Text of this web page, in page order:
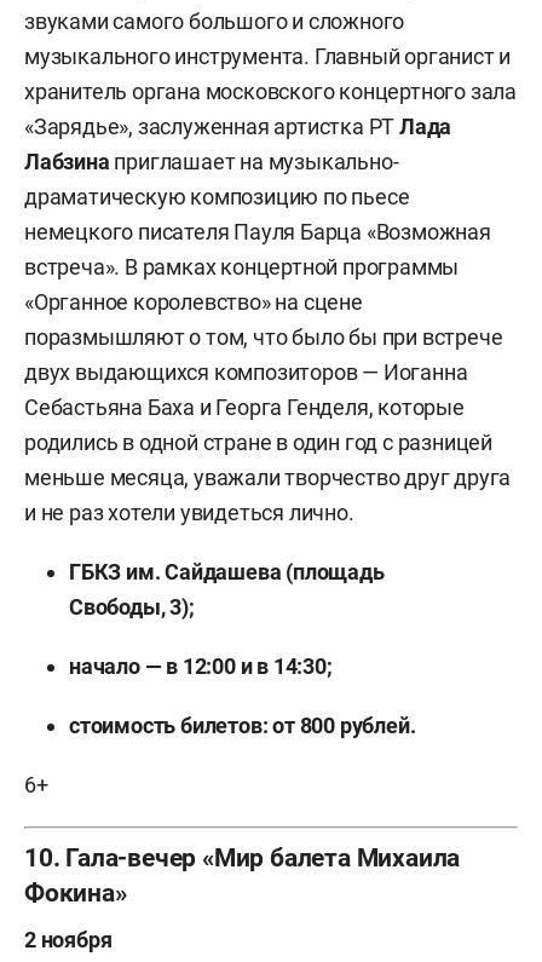
звуками самого большого и сложного
музыкального инструмента. Главный органист и
хранитель органа московского концертного зала
«Зарядье», заслуженная артистка РТЛада
Лабзина приглашает на музыкально-
драматическую композицию по пьесе
немецкого писателя Пауля Барца «Возможная
встреча». В рамках концертной программы
«Органное королевство» на сцене
поразмышляют о том, что было бы при встрече
двух выдающихся композиторов — Иоганна
Себастьяна Баха и Георга Генделя, которые
родились в одной стране в один год с разницей
меньше месяца, уважали творчество друг друга
и не раз хотели увидеться лично.
ГБКЗ им. Сайдашева (площадь
Свободы, 3);
начало — в 12:00 и в 14:30;
стоимость билетов: от 800 рублей.
6+
10. Гала-вечер «Мир балета Михаила
Фокина»
2 ноября